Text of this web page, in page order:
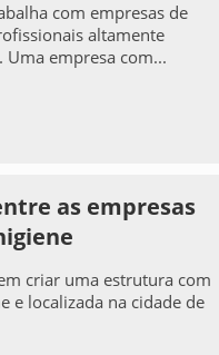
com empresas de
altamente
Uma empresa com...
as empresas
criar uma estrutura com
e localizada na cidade de